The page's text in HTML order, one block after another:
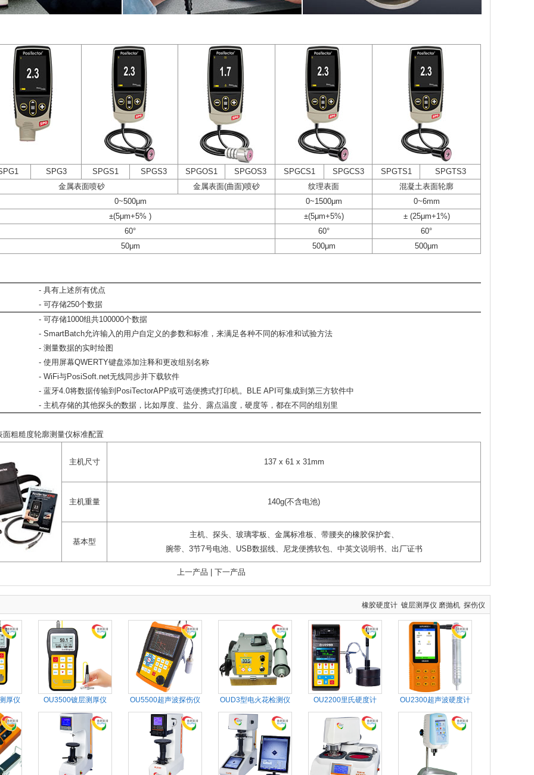
SPG3 SPGS1 SPGS3 SPGOS1 SPGOS3 SPGCS1 SPGCS3 SPGTS1
SPGTS3
金属表面喷砂
金属表面(曲面)喷砂 纹理表面
混凝土表面轮廓
0~500μm
0~1500μm
0~6mm
±(5μm+5% )
±(5μm+5%)
± (25μm+1%)
60°
60°
60°
50μm
500μm 500μm
- 具有上述所有优点
- 可存储250个数据
- 可存储1000组共100000个数据
- SmartBatch允许输入的用户自定义的参数和标准，来满足各种不同的标准和试验方法
- 测量数据的实时绘图
- 使用屏幕QWERTY键盘添加注释和更改组别名称
- WiFi与PosiSoft.net无线同步并下载软件
- 蓝牙4.0将数据传输到PosiTectorAPP或可选便携式打印机。BLE API可集成到第三方软件中
- 主机存储的其他探头的数据，比如厚度、盐分、露点温度，硬度等，都在不同的组别里
粗糙度轮廓测量仪标准配置
主机尺寸 137 x 61 x 31mm
主机重量 140g(不含电池)
基本型
主机、探头、玻璃零板、金属标准板、带腰夹的橡胶保护套、
腕带、3节7号电池、USB数据线、尼龙便携软包、中英文说明书、出厂证书
上一产品 下一产品
橡胶硬度计 镀层测厚仪 磨抛机 探伤仪
厚仪 OU3500镀层测厚仪 OU5500超声波探伤仪 OUD3型电火花检测仪 OU2200里氏硬度计 OU2300超声波硬度计